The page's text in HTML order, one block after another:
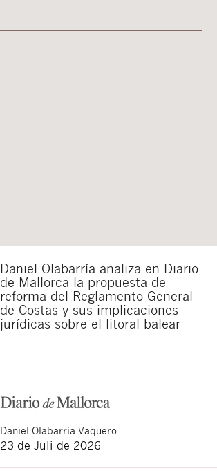
Daniel Olabarría analiza en Diario
de Mallorca la propuesta de
reforma del Reglamento General
de Costas y sus implicaciones
jurídicas sobre el litoral balear
Daniel Olabarría Vaquero
23 de Juli de 2026